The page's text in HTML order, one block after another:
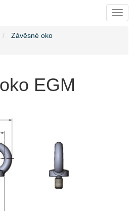
Závěsné oko
EGM